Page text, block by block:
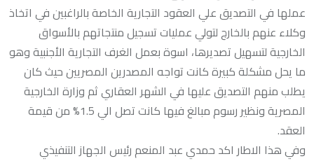
عملها في التصديق علي العقود التجارية الخاصة بالراغبين في اتخاذ
وكلاء عنهم بالخارج لتولي عمليات تسجيل منتجاتهم بالأسواق
الخارجية لتسهيل تصديرها، اسوة بعمل الغرف التجارية الأجنبية وهو
ما يحل مشكلة كبيرة كانت تواجه المصدرين المصريين حيث كان
يطلب منهم التصديق عليها في الشهر العقاري ثم وزارة الخارجية
المصرية ونظير رسوم مبالغ فيها كانت تصل الي 1.5% من قيمة
العقد.
وفي هذا الاطار اكد حمدي عبد المنعم رئيس الجهاز التنفيذي